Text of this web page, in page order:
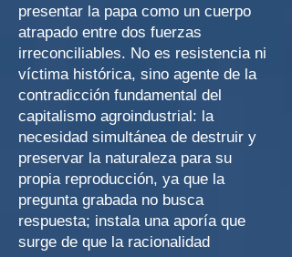
presentar la papa como un cuerpo
atrapado entre dos fuerzas
irreconciliables. No es resistencia ni
víctima histórica, sino agente de la
contradicción fundamental del
capitalismo agroindustrial: la
necesidad simultánea de destruir y
preservar la naturaleza para su
propia reproducción, ya que la
pregunta grabada no busca
respuesta; instala una aporía que
surge de que la racionalidad